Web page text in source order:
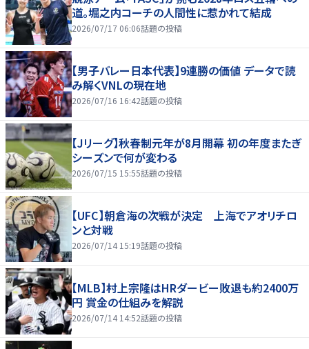
道。堀之内コーチの人間性に惹かれて結成
2026/07/17 06:06話題の投稿
【男子バレー日本代表】9連勝の価値 データで読
み解くVNLの現在地
2026/07/16 16:42話題の投稿
【Jリーグ】秋春制元年が8月開幕 初の年度またぎ
シーズンで何が変わる
2026/07/15 15:55話題の投稿
【UFC】朝倉海の次戦が決定 上海でアオリチロ
ンと対戦
2026/07/14 15:19話題の投稿
【MLB】村上宗隆はHRダービー敗退も約2400万
円 賞金の仕組みを解説
2026/07/14 14:52話題の投稿